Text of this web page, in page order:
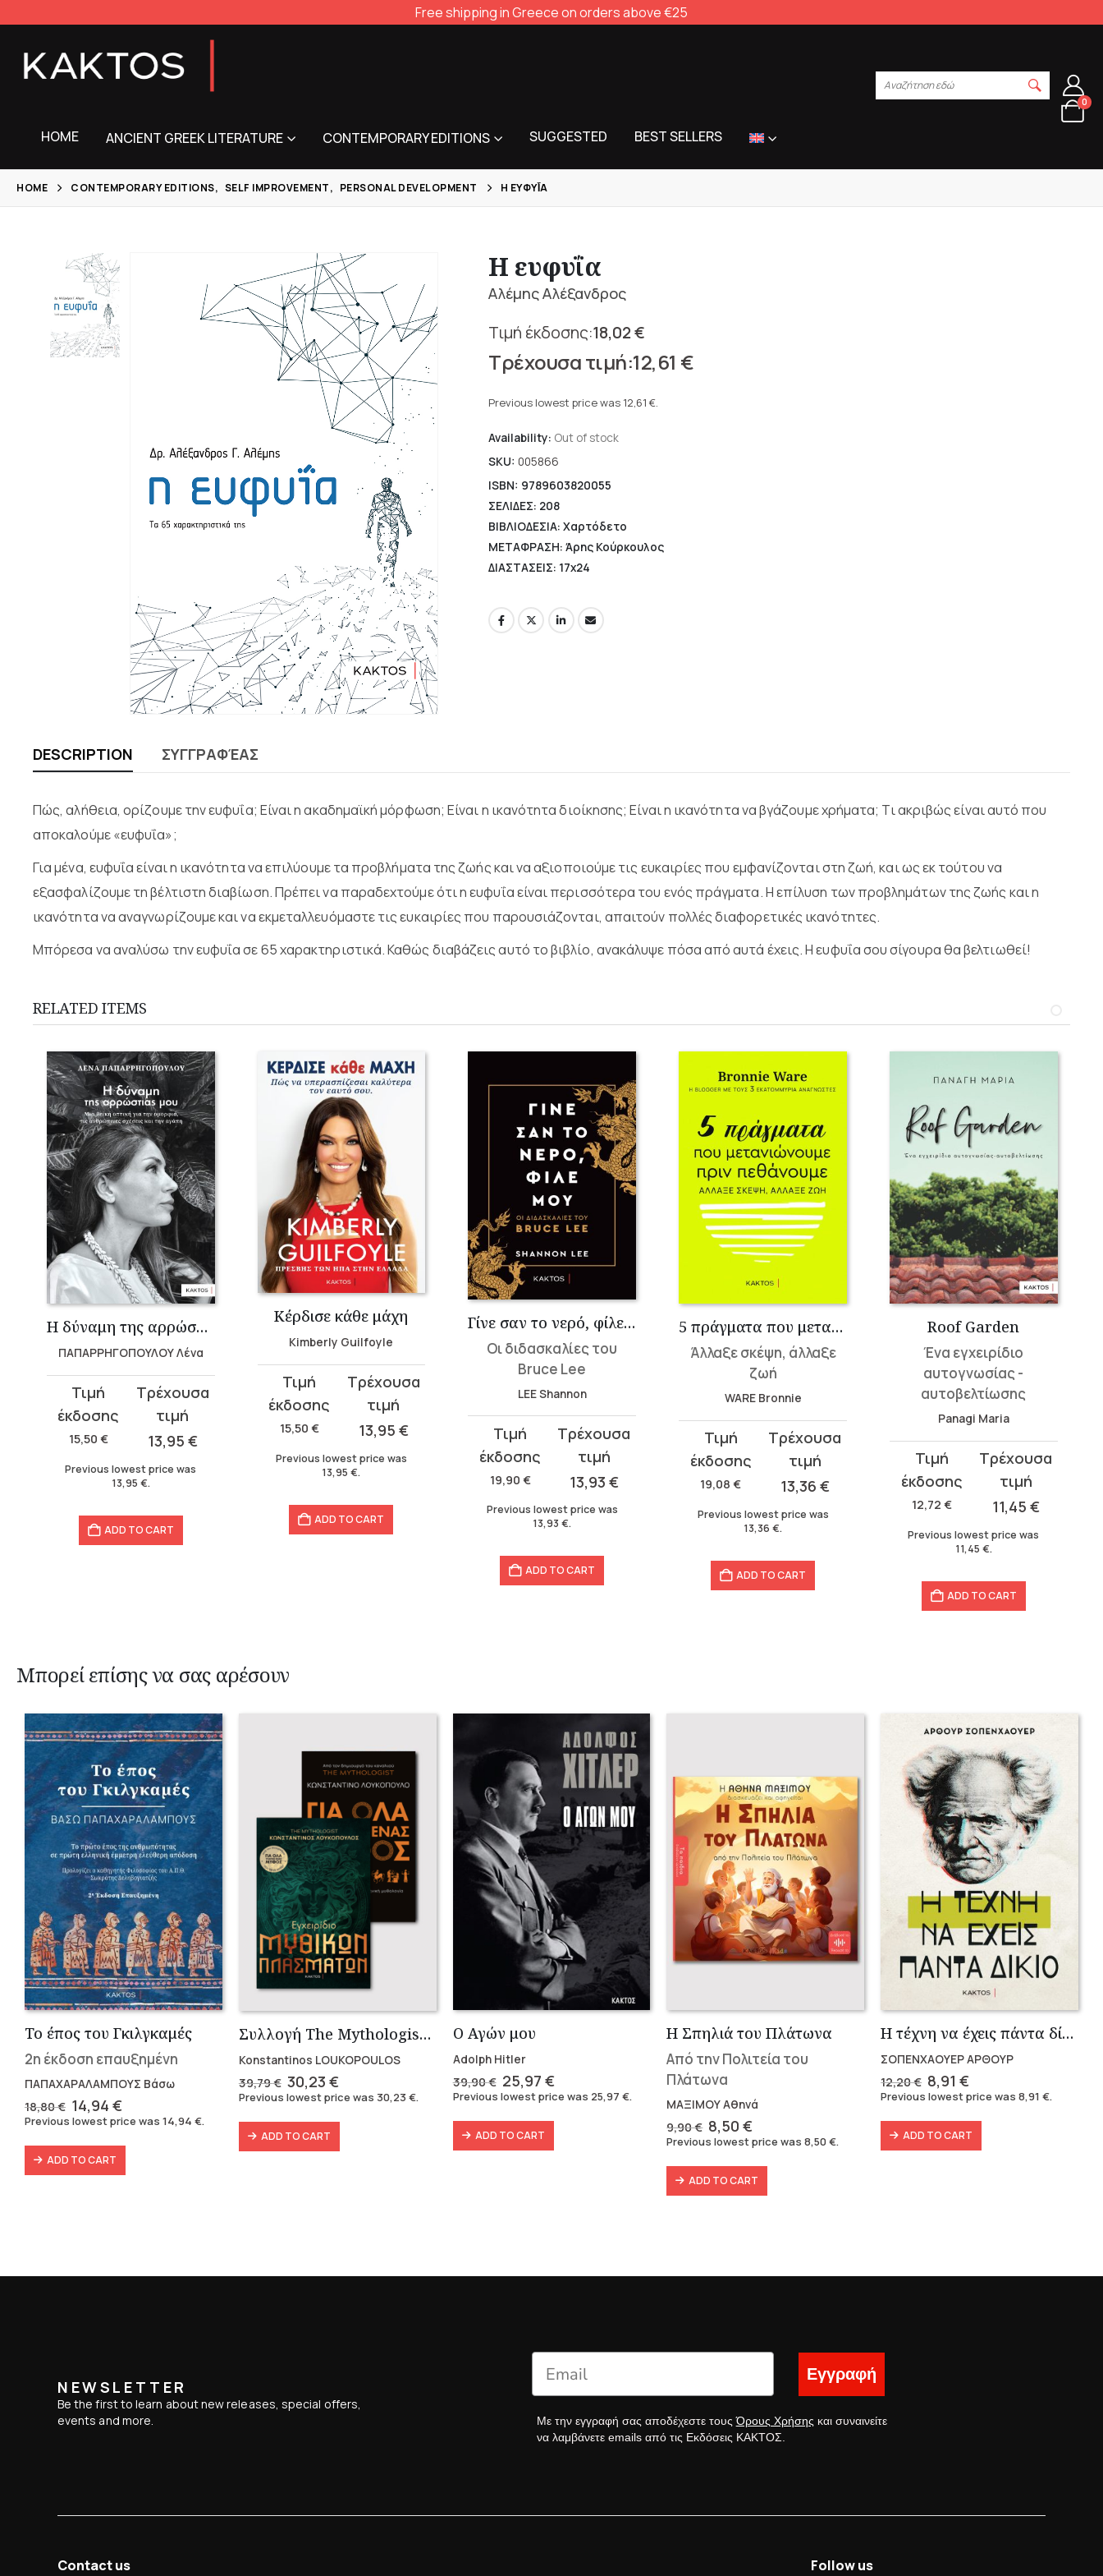
Free shipping in Greece on orders above €25
HOME ANCIENT GREEK LITERATURE CONTEMPORARY EDITIONS SUGGESTED BEST SELLERS
Αναζήτηση εδώ
0
HOME CONTEMPORARY EDITIONS, SELF IMPROVEMENT, PERSONAL DEVELOPMENT Η ΕΥΦΥΪ́Α
Η ευφυΐα
Αλέμης Αλέξανδρος
18,02€
Original
price
was:
18,02 €.
12,61 €
price
12,61 €.
Previous lowest price was 12,61 €.
Availability: Out of stock
SKU: 005866
ISBN: 9789603820055
ΣΕΛΙΔΕΣ: 208
ΒΙΒΛΙΟΔΕΣΙΑ: Χαρτόδετο
ΜΕΤΑΦΡΑΣΗ: Άρης Κούρκουλος
ΔΙΑΣΤΑΣΕΙΣ: 17x24
DESCRIPTION ΣΥΓΓΡΑΦΈΑΣ
Πώς, αλήθεια, ορίζουµε την ευφυΐα; Είναι η ακαδηµαϊκή µόρφωση; Είναι η ικανότητα διοίκησης; Είναι η ικανότητα να βγάζουµε χρήµατα; Τι ακριβώς είναι αυτό που
αποκαλούµε «ευφυΐα»;
Για µένα, ευφυΐα είναι η ικανότητα να επιλύουµε τα προβλήµατα της ζωής και να αξιοποιούµε τις ευκαιρίες που εµφανίζονται στη ζωή, και ως εκ τούτου να
εξασφαλίζουµε τη βέλτιστη διαβίωση. Πρέπει να παραδεχτούµε ότι η ευφυΐα είναι περισσότερα του ενός πράγµατα. Η επίλυση των προβληµάτων της ζωής και η
ικανότητα να αναγνωρίζουµε και να εκµεταλλευόµαστε τις ευκαιρίες που παρουσιάζονται, απαιτούν πολλές διαφορετικές ικανότητες.
Μπόρεσα να αναλύσω την ευφυΐα σε 65 χαρακτηριστικά. Καθώς διαβάζεις αυτό το βιβλίο, ανακάλυψε πόσα από αυτά έχεις. Η ευφυΐα σου σίγουρα θα βελτιωθεί!
RELATED ITEMS
Η δύναμη της αρρώστιας μου
ΠΑΠΑΡΡΗΓΟΠΟΥΛΟΥ Λένα
15,50 €
Original
price
was:
15,50 €.
13,95 €
Current
price
13,95 €.
Previous lowest price was
13,95 €.
ADD TO CART
Κέρδισε κάθε μάχη
Kimberly Guilfoyle
15,50 €
Original
price
was:
15,50 €.
13,95 €
Current
price
13,95 €.
Previous lowest price was
13,95€.
ADD TO CART
Γίνε σαν το νερό, φίλε μου
Οι διδασκαλίες του
Bruce Lee
LEE Shannon
19,90 €
Original
price
was:
19,90 €.
13,93 €
Current
price
13,93 €.
Previous lowest price was
13,93€.
ADD TO CART
5 πράγματα που μετανιώνουμε πριν πεθάνουμε
Άλλαξε σκέψη, άλλαξε
ζωή
WARE Bronnie
19,08€
Original
price
was:
19,08 €.
13,36 €
Current
price
13,36 €.
Previous lowest price was
13,36€.
ADD TO CART
Roof Garden
Ένα εγχειρίδιο
αυτογνωσίας -
αυτοβελτίωσης
Panagi Maria
12,72 €
Original
price
was:
12,72 €.
11,45 €
Current
price
11,45 €.
Previous lowest price was
11,45 €.
ADD TO CART
Μπορεί επίσης να σας αρέσουν
Το έπος του Γκιλγκαμές
2η έκδοση επαυξημένη
ΠΑΠΑΧΑΡΑΛΑΜΠΟΥΣ Βάσω
18,80€ Original
price
18,80 €.
14,94€
price
14,94 €.
Previous lowest price was 14,94 €.
ADD TO CART
Συλλογή The Mythologist (2 βιβλία)
Konstantinos LOUKOPOULOS
39,79€ Original
price
39,79 €.
30,23 €Current
price
30,23 €.
Previous lowest price was 30,23€.
ADD TO CART
Ο Αγών μου
Adolph Hitler
39,90€ Original
price
39,90 €.
25,97 €Current
price
25,97 €.
Previous lowest price was 25,97 €.
ADD TO CART
Η Σπηλιά του Πλάτωνα
Από την Πολιτεία του
Πλάτωνα
ΜΑΞΙΜΟΥ Αθηνά
9,90€ Original
price
9,90 €.
8,50€
price
is:
8,50 €.
Previous lowest price was8,50€.
ADD TO CART
Η τέχνη να έχεις πάντα δίκαιο
ΣΟΠΕΝΧΑΟΥΕΡ ΑΡΘΟΥΡ
12,20€ Original
price
12,20 €.
8,91€
price
8,91 €.
Previous lowest price was8,91€.
ADD TO CART
NEWSLETTER
Be the first to learn about new releases, special offers,
events and more.
Εγγραφή
Με την εγγραφή σας αποδέχεστε τουςΌρους Χρήσης και συναινείτε
να λαμβάνετε emails από τις Εκδόσεις ΚΑΚΤΟΣ.
Contact us Follow us